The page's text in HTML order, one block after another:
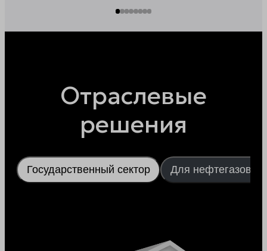
Отраслевые
решения
Государственный сектор Для нефтегазовой